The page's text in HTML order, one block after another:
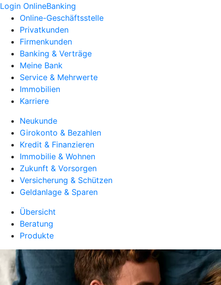
Login OnlineBanking
Online-Geschäftsstelle
Privatkunden
Firmenkunden
Banking & Verträge
Meine Bank
Service & Mehrwerte
Immobilien
Karriere
Neukunde
Girokonto & Bezahlen
Kredit & Finanzieren
Immobilie & Wohnen
Zukunft & Vorsorgen
Versicherung & Schützen
Geldanlage & Sparen
Übersicht
Beratung
Produkte